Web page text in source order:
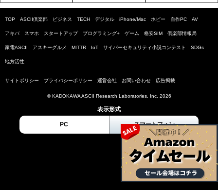
TOP ASCII倶楽部 ビジネス TECH デジタル iPhone/Mac ホビー 自作PC AV
アキバ スマホ スタートアップ プログラミング+ ゲーム 格安SIM 倶楽部情報局
家電ASCII アスキーグルメ MITTR IoT サイバーセキュリティ小説コンテスト SDGs
地方活性
サイトポリシー プライバシーポリシー 運営会社 お問い合わせ 広告掲載
© KADOKAWA ASCII Research Laboratories, Inc. 2026
表示形式
PC スマートフォン